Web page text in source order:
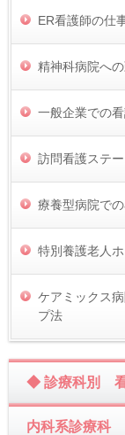
ER看護師の仕
精神科病院へ
一般企業での
訪問看護ステ
療養型病院で
特別養護老人
ケアミックス
プ法
◆ 診療科別
内科系診療科